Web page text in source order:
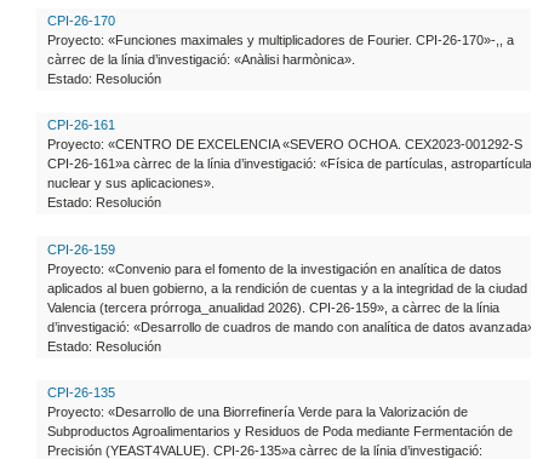
CPI-26-170
Proyecto: «Funciones maximales y multiplicadores de Fourier. CPI-26-170»-,, a
càrrec de la línia d’investigació: «Anàlisi harmònica».
Estado: Resolución
CPI-26-161
Proyecto: «CENTRO DE EXCELENCIA «SEVERO OCHOA. CEX2023-001292-S
CPI-26-161»a càrrec de la línia d’investigació: «Física de partículas, astropartículas,
nuclear y sus aplicaciones».
Estado: Resolución
CPI-26-159
Proyecto: «Convenio para el fomento de la investigación en analítica de datos
aplicados al buen gobierno, a la rendición de cuentas y a la integridad de la ciudad
Valencia (tercera prórroga_anualidad 2026). CPI-26-159», a càrrec de la línia
d’investigació: «Desarrollo de cuadros de mando con analítica de datos avanzada».
Estado: Resolución
CPI-26-135
Proyecto: «Desarrollo de una Biorrefinería Verde para la Valorización de
Subproductos Agroalimentarios y Residuos de Poda mediante Fermentación de
Precisión (YEAST4VALUE). CPI-26-135»a càrrec de la línia d’investigació: